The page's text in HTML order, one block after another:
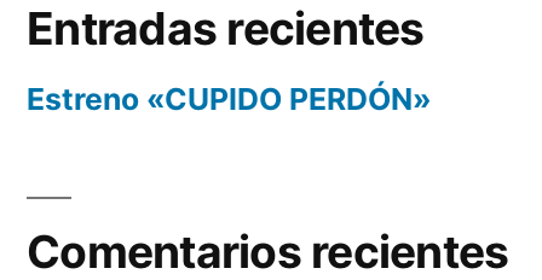
Entradas recientes
Estreno «CUPIDO PERDÓN»
Comentarios recientes